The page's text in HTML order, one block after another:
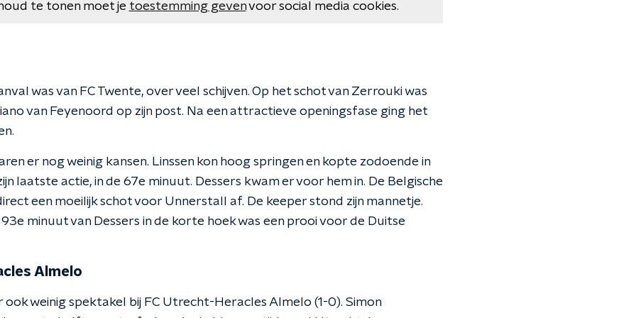
te tonen moet je toestemming gevenvoor social media cookies.
was van FC Twente, over veel schijven. Op het schot van Zerrouki was
van Feyenoord op zijn post. Na een attractieve openingsfase ging het
er nog weinig kansen. Linssen kon hoog springen en kopte zodoende in
laatste actie, in de 67e minuut. Dessers kwam er voor hem in. De Belgische
een moeilijk schot voor Unnerstall af. De keeper stond zijn mannetje.
minuut van Dessers in de korte hoek was een prooi voor de Duitse
Almelo
ook weinig spektakel bij FC Utrecht-Heracles Almelo (1-0). Simon